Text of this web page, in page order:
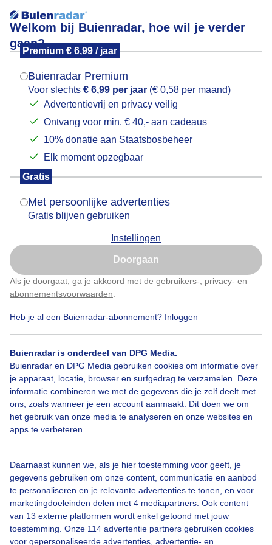
Welkom bij Buienradar, hoe wil je verder
gaan?
Premium € 6,99 / jaar
Buienradar Premium
Voor slechts € 6,99 per jaar (€ 0,58 per maand)
Advertentievrij en privacy veilig
Ontvang voor min. € 40,- aan cadeaus
10% donatie aan Staatsbosbeheer
Elk moment opzegbaar
Gratis
Met persoonlijke advertenties
Gratis blijven gebruiken
Instellingen
Doorgaan
Als je doorgaat, ga je akkoord met de gebruikers- privacy- en
abonnementsvoorwaarden
Heb je al een Buienradar-abonnement? Inloggen
Buienradar is onderdeel van DPG Media.
Buienradar en DPG Media gebruiken cookies om informatie over
je apparaat, locatie, browser en surfgedrag te verzamelen. Deze
informatie combineren we met de gegevens die je zelf deelt met
ons, zoals wanneer je een account aanmaakt. Dit doen we om
het gebruik van onze media te analyseren en onze websites en
apps te verbeteren.
Daarnaast kunnen we, als je hier toestemming voor geeft, je
gegevens gebruiken om onze content, communicatie en aanbod
te personaliseren en je relevante advertenties te tonen, en voor
marketingdoeleinden delen met 4 mediapartners. Ook content
van 13 externe platformen wordt enkel getoond met jouw
toestemming. Onze 114 advertentie partners gebruiken cookies
voor gepersonaliseerde advertenties, advertentie- en
genietenvanwinterzon
Een moment geduld aub...
Populaire categorieën
Lente
Zomer
Over Buienradar
Bedrijfsgegevens
Veelgestelde vragen
Contact
Toegankelijkheid
Buienradar Team
Privacy beleid
Cookie beleid
Privacy instellingen
Mogen we je locatie gebruiken voor het
Indien je hier nog geen akkoord op hebt gegeven,
verschijnt er zo een pop-up uit je browser waarin
Is goed, toon de popup
Nu niet, misschien later
Klik hierom dit aan te passen